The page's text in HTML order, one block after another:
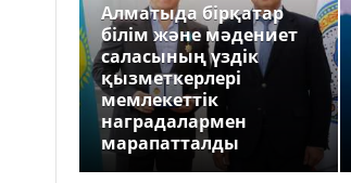
Алматыда бірқатар
білім және мәдениет
саласының үздік
қызметкерлері
мемлекеттік
наградалармен
марапатталды